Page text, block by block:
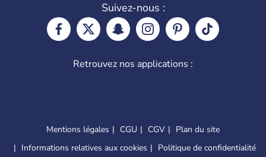
Suivez-nous :
Retrouvez nos applications :
Mentions légales CGU CGV
Plan du site
Informations relatives aux cookies
Politique de confidentialité